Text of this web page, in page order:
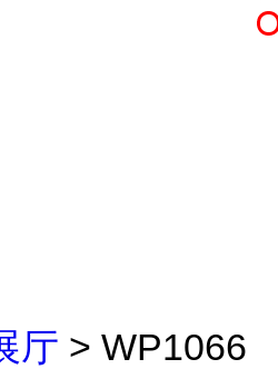
厅 > WP1066